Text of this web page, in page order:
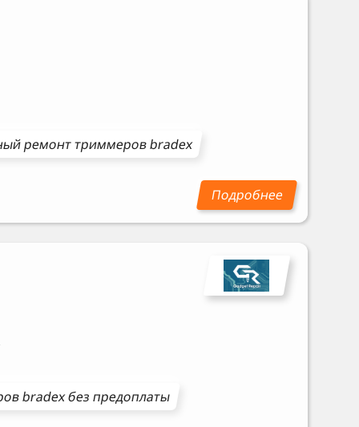
ремонттриммеровbradex
bradexбез предоплаты